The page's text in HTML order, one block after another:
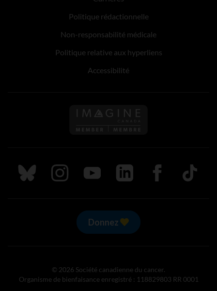
Politique rédactionnelle
Non-responsabilité médicale
Politique relative aux hyperliens
Accessibilité
Suivez nous sur Bluesky
Suivez nous sur Instagram
Suivez nous sur Youtube
Suivez nous sur LinkedIn
Suivez nous sur
TikTok
Donnez
© 2026 Société canadienne du cancer.
Organisme de bienfaisance enregistré : 118829803 RR 0001